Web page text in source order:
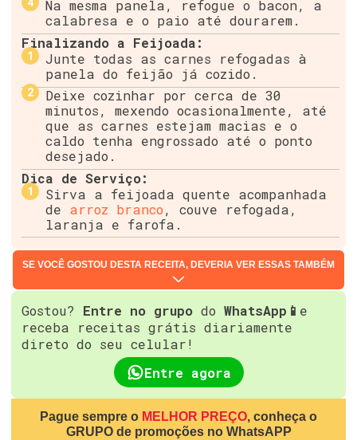
Na mesma panela, refogue o bacon, a
calabresa e o paio até dourarem.
Finalizando a Feijoada:
Junte todas as carnes refogadas à
panela do feijão já cozido.
Deixe cozinhar por cerca de 30
minutos, mexendo ocasionalmente, até
que as carnes estejam macias e o
caldo tenha engrossado até o ponto
desejado.
Dica de Serviço:
Sirva a feijoada quente acompanhada
de arroz branco, couve refogada,
laranja e farofa.
SE VOCÊ GOSTOU DESTA RECEITA, DEVERIA VER ESSAS TAMBÉM
Gostou? Entre no grupo do WhatsApp📱 e
receba receitas grátis diariamente
direto do seu celular!
Entre agora
Pague sempre o MELHOR PREÇO, conheça o
GRUPO de promoções no WhatsAPP